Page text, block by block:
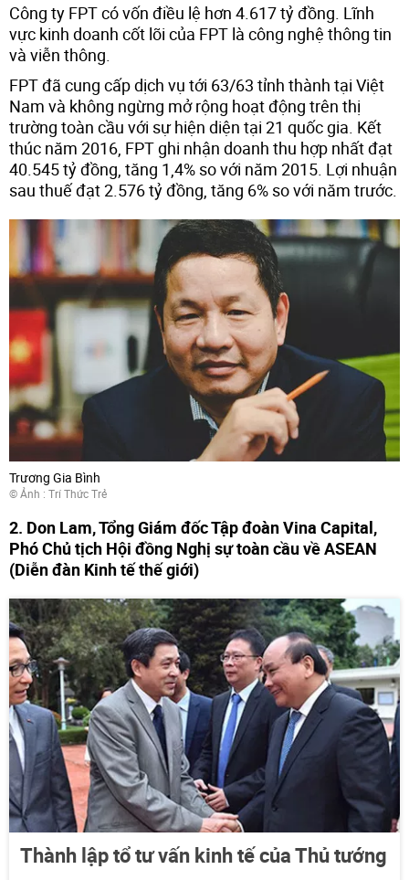
Công ty FPT có vốn điều lệ hơn 4.617 tỷ đồng. Lĩnh
vực kinh doanh cốt lõi của FPT là công nghệ thông tin
và viễn thông.
FPT đã cung cấp dịch vụ tới 63/63 tỉnh thành tại Việt
Nam và không ngừng mở rộng hoạt động trên thị
trường toàn cầu với sự hiện diện tại 21 quốc gia. Kết
thúc năm 2016, FPT ghi nhận doanh thu hợp nhất đạt
40.545 tỷ đồng, tăng 1,4% so với năm 2015. Lợi nhuận
sau thuế đạt 2.576 tỷ đồng, tăng 6% so với năm trước.
Trương Gia Bình
© Ảnh : Trí Thức Trẻ
2. Don Lam, Tổng Giám đốc Tập đoàn Vina Capital,
Phó Chủ tịch Hội đồng Nghị sự toàn cầu về ASEAN
(Diễn đàn Kinh tế thế giới)
Thành lập tổ tư vấn kinh tế của Thủ tướng